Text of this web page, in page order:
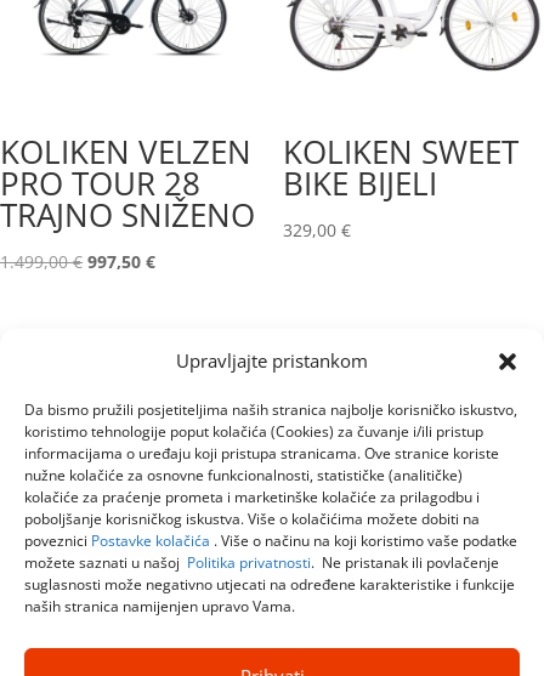
Upravljajte pristankom
Da bismo pružili posjetiteljima naših stranica najbolje korisničko iskustvo,
koristimo tehnologije poput kolačića (Cookies) za čuvanje i/ili pristup
informacijama o uređaju koji pristupa stranicama. Ove stranice koriste
nužne kolačiće za osnovne funkcionalnosti, statističke (analitičke)
kolačiće za praćenje prometa i marketinške kolačiće za prilagodbu i
poboljšanje korisničkog iskustva. Više o kolačićima možete dobiti na
poveznici Postavke kolačića . Više o načinu na koji koristimo vaše podatke
možete saznati u našoj Politika privatnosti. Ne pristanak ili povlačenje
suglasnosti može negativno utjecati na određene karakteristike i funkcije
naših stranica namijenjen upravo Vama.
KOLIKEN VELZEN
PRO TOUR 28
TRAJNO SNIŽENO
1.499,00€ Izvorna
997,50 €Trenutna
997,50 €.
KOLIKEN SWEET
BIKE BIJELI
329,00 €